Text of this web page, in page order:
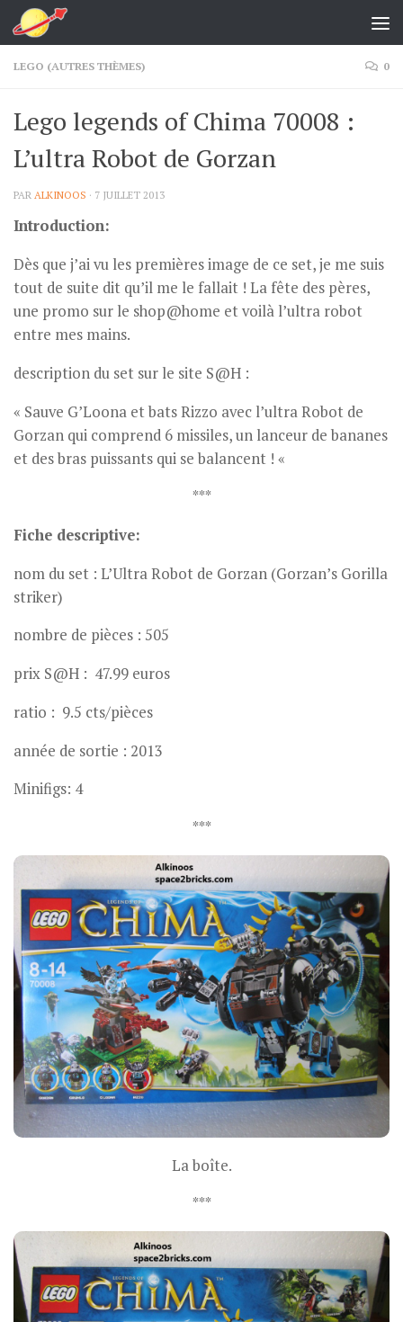
Skip to content
LEGO (AUTRES THÈMES) 0
Lego legends of Chima 70008 :
L’ultra Robot de Gorzan
PAR ALKINOOS · 7 JUILLET 2013
Introduction:
Dès que j’ai vu les premières image de ce set, je me suis
tout de suite dit qu’il me le fallait ! La fête des pères,
une promo sur le shop@home et voilà l’ultra robot
entre mes mains.
description du set sur le site S@H :
« Sauve G’Loona et bats Rizzo avec l’ultra Robot de
Gorzan qui comprend 6 missiles, un lanceur de bananes
et des bras puissants qui se balancent ! «
***
Fiche descriptive:
nom du set : L’Ultra Robot de Gorzan (Gorzan’s Gorilla
striker)
nombre de pièces : 505
prix S@H : 47.99 euros
ratio : 9.5 cts/pièces
année de sortie : 2013
Minifigs: 4
***
La boîte.
***